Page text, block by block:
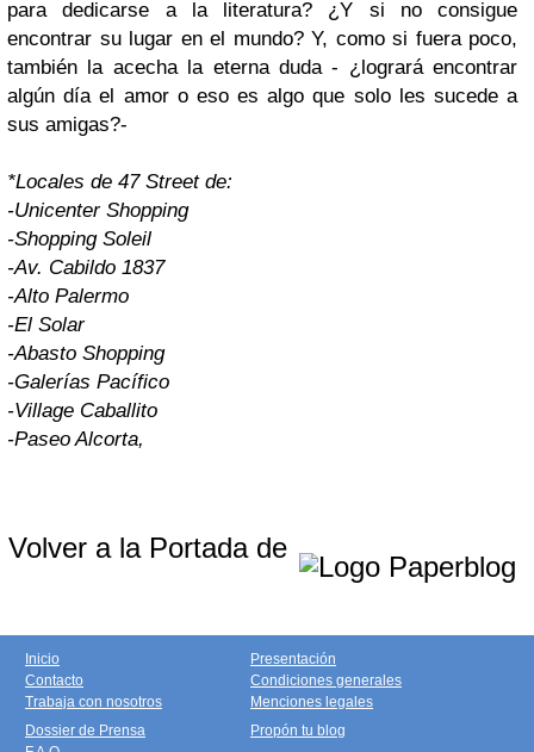
para dedicarse a la literatura? ¿Y si no consigue
encontrar su lugar en el mundo? Y, como si fuera poco,
también la acecha la eterna duda - ¿logrará encontrar
algún día el amor o eso es algo que solo les sucede a
sus amigas?-
*Locales de 47 Street de:
-Unicenter Shopping
-Shopping Soleil
-Av. Cabildo 1837
-Alto Palermo
-El Solar
-Abasto Shopping
-Galerías Pacífico
-Village Caballito
-Paseo Alcorta,
Volver a la Portada de
Inicio
Contacto
Trabaja con nosotros
Presentación
Condiciones generales
Menciones legales
Dossier de Prensa
Propón tu blog